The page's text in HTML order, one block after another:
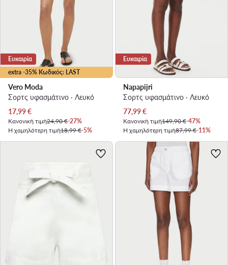
extra -35% Κωδικός: LAST
Ευκαιρία
Vero Moda
Σορτς υφασμάτινο · Λευκό
Τρέχουσα τιμή
17,99€
Κανονική τιμή24,90 €-27%
Η χαμηλότερη τιμή18,99 €-5%
Ευκαιρία
Napapijri
Σορτς υφασμάτινο · Λευκό
Τρέχουσα τιμή
77,99€
Κανονική τιμή149,90 €-47%
Η χαμηλότερη τιμή87,99 €-11%